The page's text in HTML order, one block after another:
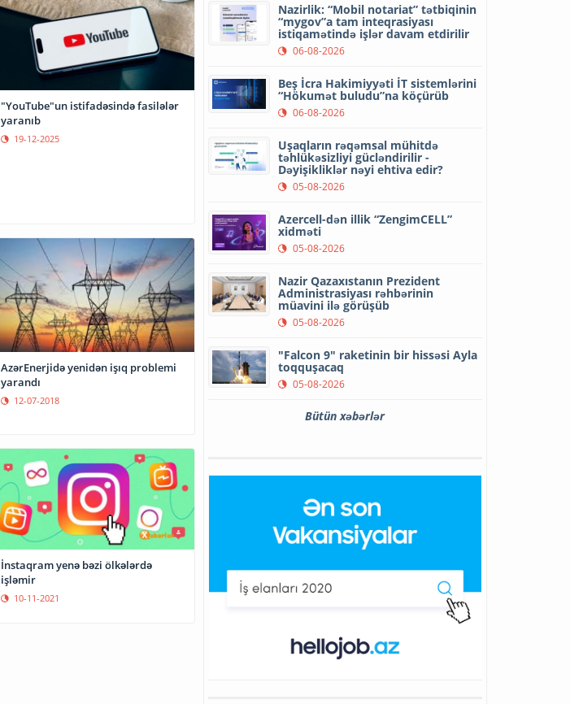
"YouTube"un istifadəsində fasilələr
yaranıb
19-12-2025
AzərEnerjidə yenidən işıq problemi
yarandı
12-07-2018
İnstaqram yenə bəzi ölkələrdə
işləmir
10-11-2021
Nazirlik: “Mobil notariat” tətbiqinin
“mygov”a tam inteqrasiyası
istiqamətində işlər davam etdirilir
06-08-2026
Beş İcra Hakimiyyəti İT sistemlərini
“Hökumət buludu”na köçürüb
06-08-2026
Uşaqların rəqəmsal mühitdə
təhlükəsizliyi gücləndirilir -
Dəyişikliklər nəyi ehtiva edir?
05-08-2026
Azercell-dən illik “ZengimCELL”
xidməti
05-08-2026
Nazir Qazaxıstanın Prezident
Administrasiyası rəhbərinin
müavini ilə görüşüb
05-08-2026
"Falcon 9" raketinin bir hissəsi Ayla
toqquşacaq
05-08-2026
Bütün xəbərlər